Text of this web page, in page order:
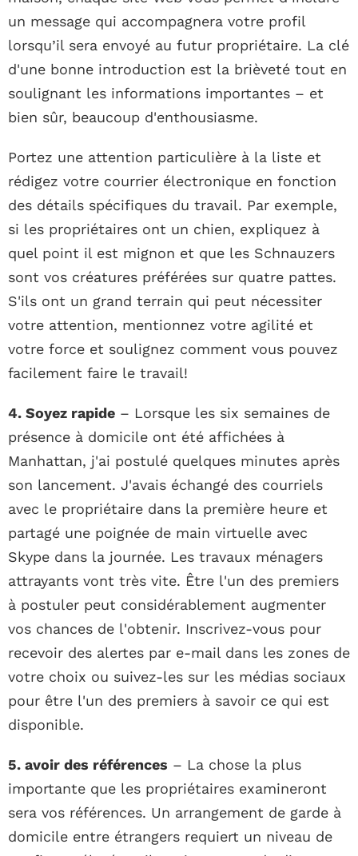
un message qui accompagnera votre profil
lorsqu’il sera envoyé au futur propriétaire. La clé
d'une bonne introduction est la brièveté tout en
soulignant les informations importantes – et
bien sûr, beaucoup d'enthousiasme.
Portez une attention particulière à la liste et
rédigez votre courrier électronique en fonction
des détails spécifiques du travail. Par exemple,
si les propriétaires ont un chien, expliquez à
quel point il est mignon et que les Schnauzers
sont vos créatures préférées sur quatre pattes.
S'ils ont un grand terrain qui peut nécessiter
votre attention, mentionnez votre agilité et
votre force et soulignez comment vous pouvez
facilement faire le travail!
4. Soyez rapide – Lorsque les six semaines de
présence à domicile ont été affichées à
Manhattan, j'ai postulé quelques minutes après
son lancement. J'avais échangé des courriels
avec le propriétaire dans la première heure et
partagé une poignée de main virtuelle avec
Skype dans la journée. Les travaux ménagers
attrayants vont très vite. Être l'un des premiers
à postuler peut considérablement augmenter
vos chances de l'obtenir. Inscrivez-vous pour
recevoir des alertes par e-mail dans les zones de
votre choix ou suivez-les sur les médias sociaux
pour être l'un des premiers à savoir ce qui est
disponible.
5. avoir des références – La chose la plus
importante que les propriétaires examineront
sera vos références. Un arrangement de garde à
domicile entre étrangers requiert un niveau de